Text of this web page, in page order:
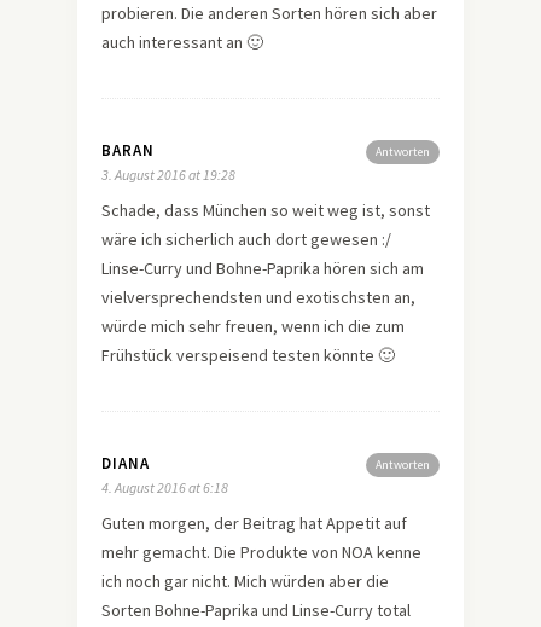
probieren. Die anderen Sorten hören sich aber
auch interessant an 🙂
Antworten
BARAN
3. August 2016 at 19:28
Schade, dass München so weit weg ist, sonst
wäre ich sicherlich auch dort gewesen :/
Linse-Curry und Bohne-Paprika hören sich am
vielversprechendsten und exotischsten an,
würde mich sehr freuen, wenn ich die zum
Frühstück verspeisend testen könnte 🙂
Antworten
DIANA
4. August 2016 at 6:18
Guten morgen, der Beitrag hat Appetit auf
mehr gemacht. Die Produkte von NOA kenne
ich noch gar nicht. Mich würden aber die
Sorten Bohne-Paprika und Linse-Curry total